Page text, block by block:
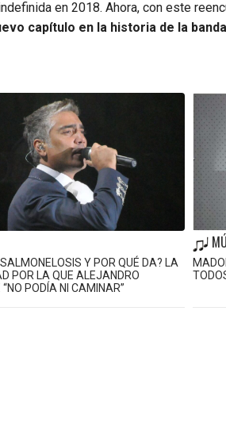
en 2018. Ahora, con este
capítulo en la historia de la
Y POR QUÉ DA? LA
POR LA QUE ALEJANDRO
“NO PODÍA NI CAMINAR”